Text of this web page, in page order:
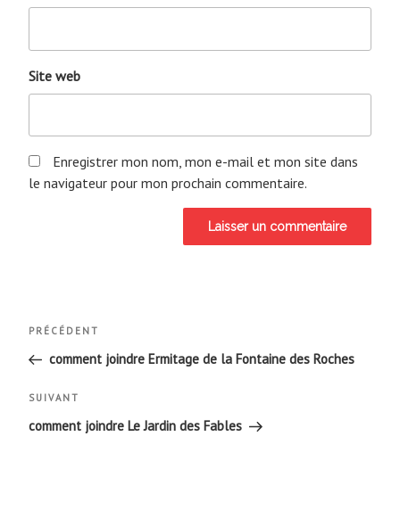
Site web
Enregistrer mon nom, mon e-mail et mon site dans
le navigateur pour mon prochain commentaire.
Navigation
de
l’article
Article
précédent
PRÉCÉDENT
comment joindre Ermitage de la Fontaine des Roches
Article
suivant
SUIVANT
comment joindre Le Jardin des Fables